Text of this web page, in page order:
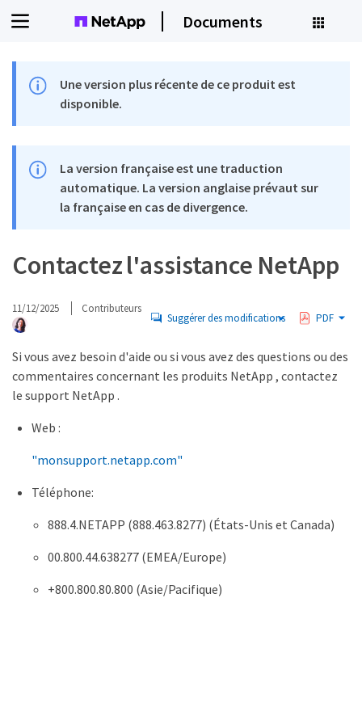
Documents
Une version plus récente de ce produit est
disponible.
La version française est une traduction
automatique. La version anglaise prévaut sur
la française en cas de divergence.
Contactez l'assistance NetApp
11/12/2025 Contributeurs
Suggérer des modifications PDF
Si vous avez besoin d'aide ou si vous avez des questions ou des
commentaires concernant les produits NetApp , contactez
le support NetApp .
Web :
"monsupport.netapp.com"
Téléphone:
888.4.NETAPP (888.463.8277) (États-Unis et Canada)
00.800.44.638277 (EMEA/Europe)
+800.800.80.800 (Asie/Pacifique)